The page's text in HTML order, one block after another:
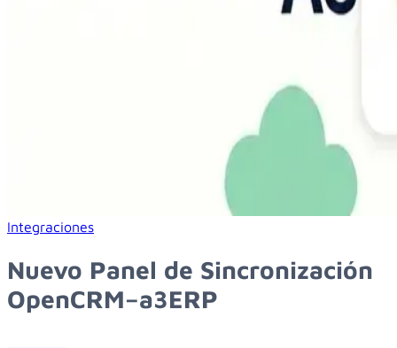
Learn more about nuevo panel de sincronización
Integraciones
Nuevo Panel de Sincronización
OpenCRM–a3ERP